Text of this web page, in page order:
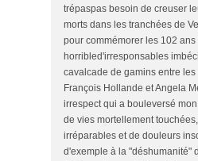
trépaspas besoin de creuser
morts dans les tranchées de
pour commémorer les 102
horribled'irresponsables
cavalcade de gamins entre
François Hollande et Angela
irrespect qui a bouleversé
de vies mortellement
irréparables et de douleurs
d'exemple à la "déshumanité"